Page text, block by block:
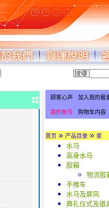
顾客心声 加入我的最
我的帐号 购物车内容
首页 » 产品目录 » 家
水马
高身水马
胶箱
物流胶
手推车
水马及屏风
典礼仪式及道